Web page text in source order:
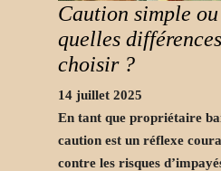
Caution simple
quelles
choisir ?
14 juillet 2025
En tant que propriétaire
caution est un réflexe
contre les risques